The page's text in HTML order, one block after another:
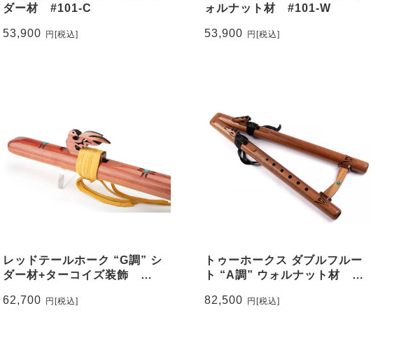
ダー材 #101-C
53,900 円[税込]
ォルナット材 #101-W
53,900 円[税込]
レッドテールホーク “G調” シ
ダー材+ターコイズ装飾
62,700 円[税込]
トゥーホークス ダブルフルー
ト “A調” ウォルナット材
82,500 円[税込]